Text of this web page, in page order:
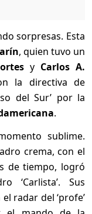
sorpresas. Esta
, quien tuvo un
y Carlos A.
la directiva de
del Sur’ por la
.
sublime.
crema, con el
de tiempo, logró
‘Carlista’. Sus
radar del ‘profe’